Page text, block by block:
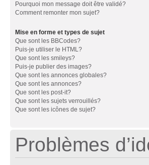
Pourquoi mon message doit être validé?
Comment remonter mon sujet?
Mise en forme et types de sujet
Que sont les BBCodes?
Puis-je utiliser le HTML?
Que sont les smileys?
Puis-je publier des images?
Que sont les annonces globales?
Que sont les annonces?
Que sont les post-it?
Que sont les sujets verrouillés?
Que sont les icônes de sujet?
Problèmes